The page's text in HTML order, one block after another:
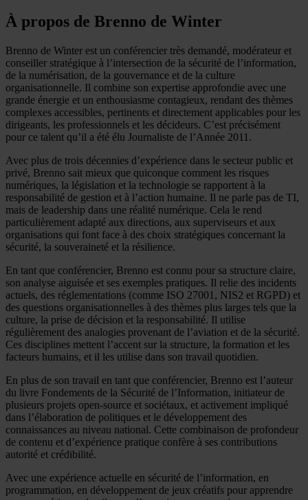
À propos de Brenno de Winter
Brenno de Winter est un conférencier très demandé, modérateur et
conseiller stratégique à l’intersection de la sécurité de l’information,
de la numérisation, de la gouvernance et de la culture
organisationnelle. Il combine son expertise approfondie avec une
grande énergie et un enthousiasme contagieux, rendant des thèmes
complexes accessibles, pertinents et directement applicables pour les
dirigeants, les professionnels et les décideurs. C’est précisément
pour ce talent qu’il a été élu Journaliste de l’Année 2011.
Avec plus de trois décennies d’expérience dans le secteur public et
privé, Brenno sait mieux que quiconque comment les risques
numériques, la législation et la technologie se rapportent à la
responsabilité de gestion et à l’action humaine. Il ne parle pas de TI,
mais de leadership dans une réalité numérique. Cela le rend
particulièrement adapté aux directions, aux superviseurs et aux
organisations qui font face à des choix stratégiques concernant la
sécurité, la souveraineté et la résilience.
En tant que conférencier, Brenno est connu pour sa structure claire,
son analyse aiguisée et ses exemples pratiques. Il relie des incidents
actuels, des réglementations (comme ISO 27001, NIS2 et RGPD) et
des questions organisationnelles à des thèmes plus larges tels que la
culture, la prise de décision et la responsabilité. Il utilise
régulièrement des analogies provenant de l’aviation et de la sécurité.
Ces disciplines mettent l’accent sur la structure, la formation et les
facteurs humains, et il les utilise dans son travail quotidien.
En plus de son travail en tant que conférencier, Brenno est l’auteur
du livre Fondements de la Sécurité de l’Information, initiateur de
plusieurs projets open-source et sociétaux, et activement impliqué
dans l’élaboration de politiques et le développement des
connaissances au niveau national. Cette combinaison de profondeur
de contenu et d’expérience pratique confère à ses contributions
autorité et crédibilité.
Avec une expérience actuelle en sécurité de l’information, en
programmation, en développement de jeux créatifs pour apprendre